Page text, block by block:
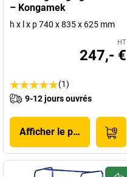
– Kongamek
h x l x p 740 x 835 x 625 mm
HT
247,- €
(1)
9-12 jours ouvrés
Afficher le produit